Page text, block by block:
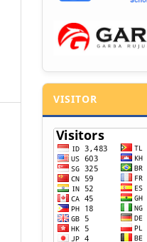
VISITOR